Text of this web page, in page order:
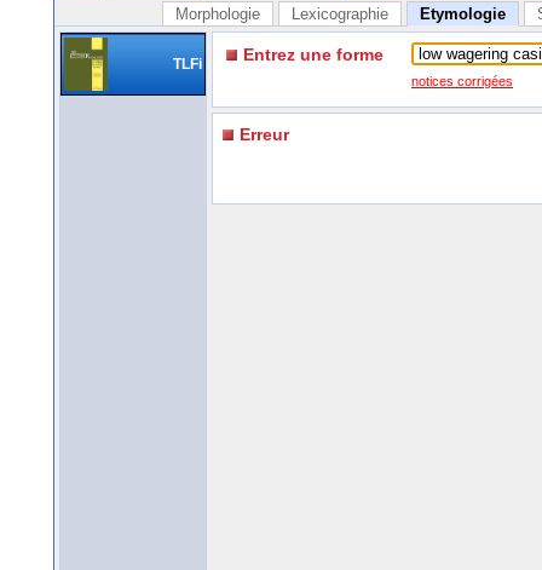
Morphologie Lexicographie Etymologie
TLFi Entrez une forme
notices corrigées
Erreur